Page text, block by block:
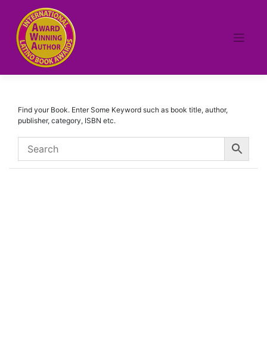
content
Find your Book. Enter Some Keyword such as book title, author,
publisher, category, ISBN etc.